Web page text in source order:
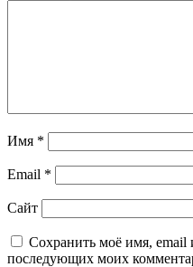
Имя *
Email *
Сайт
Сохранить моё имя, email
последующих моих